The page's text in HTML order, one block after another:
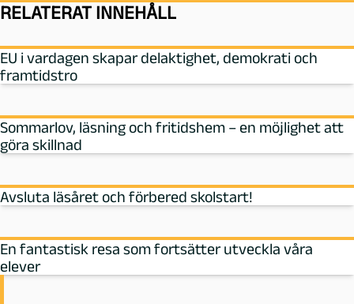
RELATERAT INNEHÅLL
EU i vardagen skapar delaktighet, demokrati och
framtidstro
Sommarlov, läsning och fritidshem – en möjlighet att
göra skillnad
Avsluta läsåret och förbered skolstart!
En fantastisk resa som fortsätter utveckla våra
elever